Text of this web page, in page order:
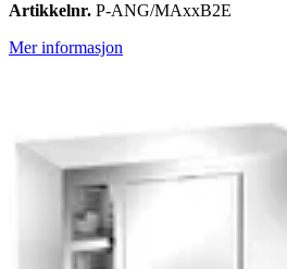
Artikkelnr. P-ANG/MAxxB2E
Mer informasjon